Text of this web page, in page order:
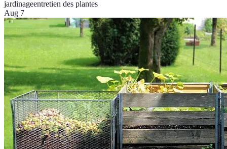
jardinageentretien des plantes
Aug 7